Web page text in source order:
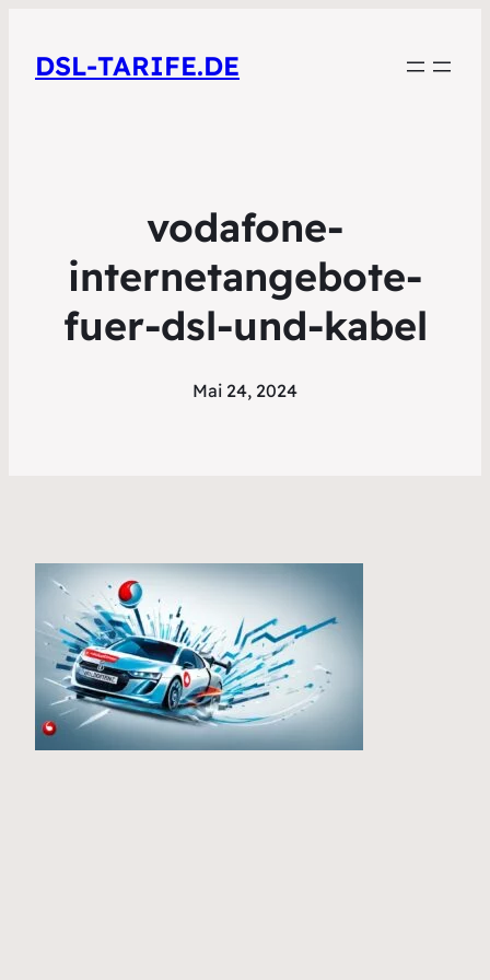
DSL-TARIFE.DE
vodafone-
internetangebote-
fuer-dsl-und-kabel
Mai 24, 2024